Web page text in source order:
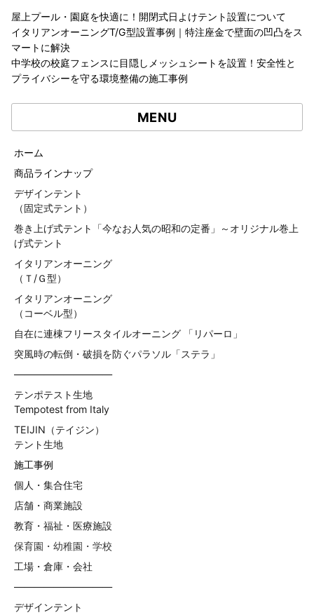
屋上プール・園庭を快適に！開閉式日よけテント設置について
イタリアンオーニングT/G型設置事例｜特注座金で壁面の凹凸をス
マートに解決
中学校の校庭フェンスに目隠しメッシュシートを設置！安全性と
プライバシーを守る環境整備の施工事例
MENU
ホーム
商品ラインナップ
デザインテント
（固定式テント）
巻き上げ式テント「今なお人気の昭和の定番」～オリジナル巻上
げ式テント
イタリアンオーニング
（Ｔ/Ｇ型）
イタリアンオーニング
（コーベル型）
自在に連棟フリースタイルオーニング 「リパーロ」
突風時の転倒・破損を防ぐパラソル「ステラ」
——————————
テンポテスト生地
Tempotest from Italy
TEIJIN（テイジン）
テント生地
施工事例
個人・集合住宅
店舗・商業施設
教育・福祉・医療施設
保育園・幼稚園・学校
工場・倉庫・会社
——————————
デザインテント